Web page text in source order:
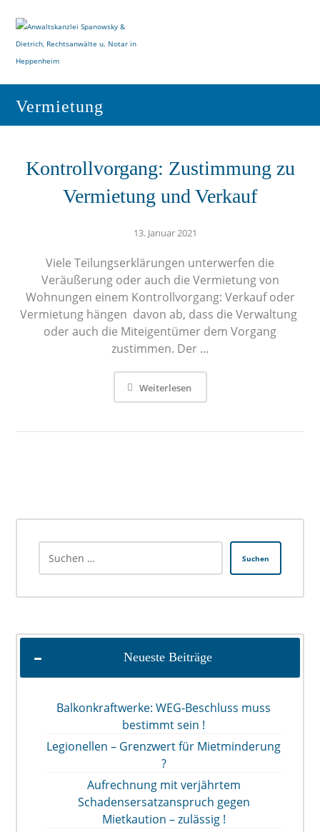
Vermietung
Kontrollvorgang: Zustimmung zu
Vermietung und Verkauf
13. Januar 2021
Viele Teilungserklärungen unterwerfen die
Veräußerung oder auch die Vermietung von
Wohnungen einem Kontrollvorgang: Verkauf oder
Vermietung hängen davon ab, dass die Verwaltung
oder auch die Miteigentümer dem Vorgang
zustimmen. Der ...
Weiterlesen
Neueste Beiträge
Balkonkraftwerke: WEG-Beschluss muss
bestimmt sein !
Legionellen – Grenzwert für Mietminderung
?
Aufrechnung mit verjährtem
Schadensersatzanspruch gegen
Mietkaution – zulässig !